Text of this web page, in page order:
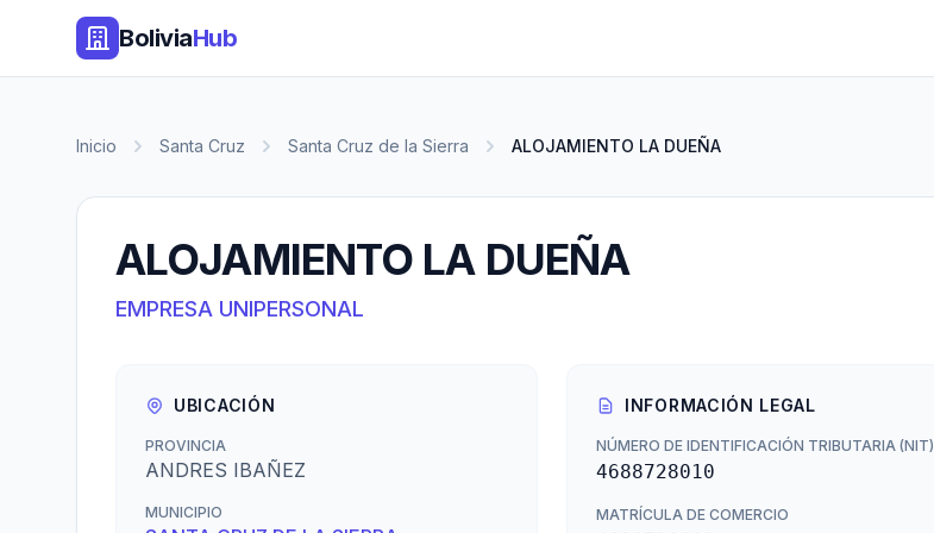
BoliviaHub
Inicio Santa Cruz Santa Cruz de la Sierra ALOJAMIENTO LA DUEÑA
ALOJAMIENTO LA DUEÑA
EMPRESA UNIPERSONAL
UBICACIÓN
PROVINCIA
ANDRES IBAÑEZ
MUNICIPIO
INFORMACIÓN LEGAL
NÚMERO DE IDENTIFICACIÓN TRIBUTARIA (NIT)
4688728010
MATRÍCULA DE COMERCIO